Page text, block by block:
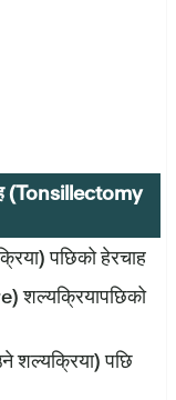
(Tonsillectomy
पछिको हेरचाह
शल्यक्रियापछिको
शल्यक्रिया) पछि